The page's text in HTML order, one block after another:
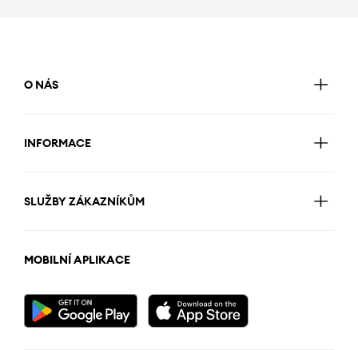
O NÁS
INFORMACE
SLUŽBY ZÁKAZNÍKŮM
MOBILNÍ APLIKACE